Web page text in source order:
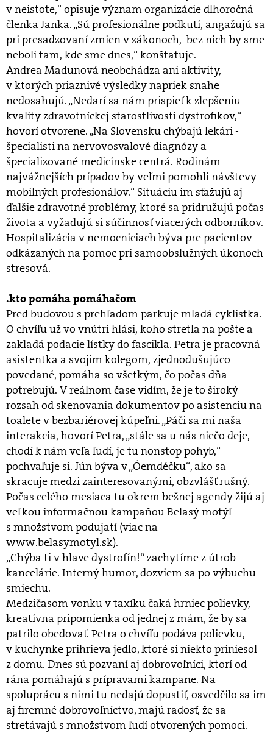
v neistote,“ opisuje význam organizácie dlhoročná
členka Janka. „Sú profesionálne podkutí, angažujú sa
pri presadzovaní zmien v zákonoch, bez nich by sme
neboli tam, kde sme dnes,“ konštatuje.
Andrea Madunová neobchádza ani aktivity,
v ktorých priaznivé výsledky napriek snahe
nedosahujú. „Nedarí sa nám prispieť k zlepšeniu
kvality zdravotníckej starostlivosti dystrofikov,“
hovorí otvorene. „Na Slovensku chýbajú lekári -
špecialisti na nervovosvalové diagnózy a
špecializované medicínske centrá. Rodinám
najvážnejších prípadov by veľmi pomohli návštevy
mobilných profesionálov.“ Situáciu im sťažujú aj
ďalšie zdravotné problémy, ktoré sa pridružujú počas
života a vyžadujú si súčinnosť viacerých odborníkov.
Hospitalizácia v nemocniciach býva pre pacientov
odkázaných na pomoc pri samoobslužných úkonoch
stresová.
.kto pomáha pomáhačom
Pred budovou s prehľadom parkuje mladá cyklistka.
O chvíľu už vo vnútri hlási, koho stretla na pošte a
zakladá podacie lístky do fascikla. Petra je pracovná
asistentka a svojim kolegom, zjednodušujúco
povedané, pomáha so všetkým, čo počas dňa
potrebujú. V reálnom čase vidím, že je to široký
rozsah od skenovania dokumentov po asistenciu na
toalete v bezbariérovej kúpeľni. „Páči sa mi naša
interakcia, hovorí Petra, „stále sa u nás niečo deje,
chodí k nám veľa ľudí, je tu nonstop pohyb,“
pochvaľuje si. Jún býva v „Óemdéčku“, ako sa
skracuje medzi zainteresovanými, obzvlášť rušný.
Počas celého mesiaca tu okrem bežnej agendy žijú aj
veľkou informačnou kampaňou Belasý motýľ
s množstvom podujatí (viac na
www.belasymotyl.sk).
„Chýba ti v hlave dystrofín!“ zachytíme z útrob
kancelárie. Interný humor, dozviem sa po výbuchu
smiechu.
Medzičasom vonku v taxíku čaká hrniec polievky,
kreatívna pripomienka od jednej z mám, že by sa
patrilo obedovať. Petra o chvíľu podáva polievku,
v kuchynke prihrieva jedlo, ktoré si niekto priniesol
z domu. Dnes sú pozvaní aj dobrovoľníci, ktorí od
rána pomáhajú s prípravami kampane. Na
spoluprácu s nimi tu nedajú dopustiť, osvedčilo sa im
aj firemné dobrovoľníctvo, majú radosť, že sa
stretávajú s množstvom ľudí otvorených pomoci.